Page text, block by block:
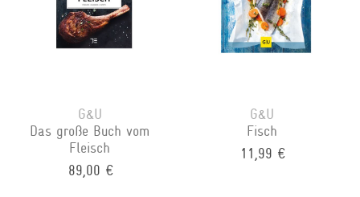
G&U
Das große Buch vom
Fleisch
89,00 €
G&U
Fisch
11,99 €